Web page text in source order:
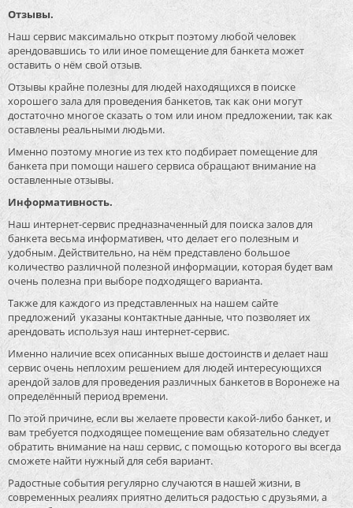
Отзывы.
Наш сервис максимально открыт поэтому любой человек
арендовавшись то или иное помещение для банкета может
оставить о нём свой отзыв.
Отзывы крайне полезны для людей находящихся в поиске
хорошего зала для проведения банкетов, так как они могут
достаточно многое сказать о том или ином предложении, так как
оставлены реальными людьми.
Именно поэтому многие из тех кто подбирает помещение для
банкета при помощи нашего сервиса обращают внимание на
оставленные отзывы.
Информативность.
Наш интернет-сервис предназначенный для поиска залов для
банкета весьма информативен, что делает его полезным и
удобным. Действительно, на нём представлено большое
количество различной полезной информации, которая будет вам
очень полезна при выборе подходящего варианта.
Также для каждого из представленных на нашем сайте
предложений указаны контактные данные, что позволяет их
арендовать используя наш интернет-сервис.
Именно наличие всех описанных выше достоинств и делает наш
сервис очень неплохим решением для людей интересующихся
арендой залов для проведения различных банкетов в Воронеже на
определённый период времени.
По этой причине, если вы желаете провести какой-либо банкет, и
вам требуется подходящее помещение вам обязательно следует
обратить внимание на наш сервис, с помощью которого вы всегда
сможете найти нужный для себя вариант.
Радостные события регулярно случаются в нашей жизни, в
современных реалиях приятно делиться радостью с друзьями, а